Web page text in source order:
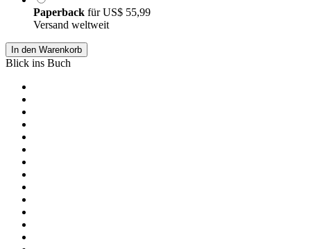
Paperback fürUS$ 55,99
Versand weltweit
In den Warenkorb
Blick ins Buch